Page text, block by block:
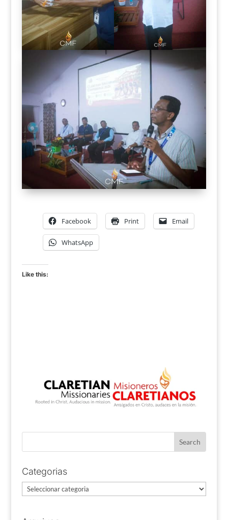
Facebook Print Email
WhatsApp
Like this:
Categorias
Categorias